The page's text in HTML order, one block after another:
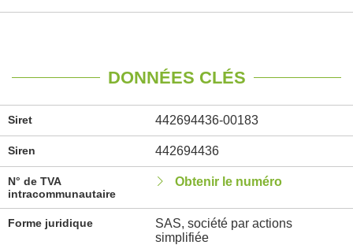
DONNÉES CLÉS
Siret 442694436-00183
Siren 442694436
N° de TVA
intracommunautaire
Obtenir le numéro
Forme juridique
SAS, société par actions
simplifiée